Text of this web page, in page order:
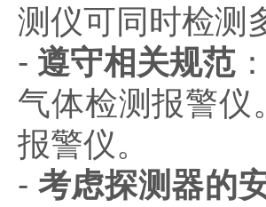
测仪可同时检测
- 遵守相关规范
气体检测报警仪
报警仪。
- 考虑探测器的